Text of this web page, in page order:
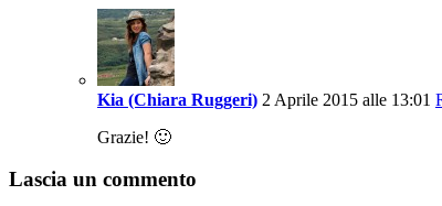
Kia (Chiara Ruggeri) 2 Aprile 2015 alle 13:01
Grazie! 🙂
Lascia un commento